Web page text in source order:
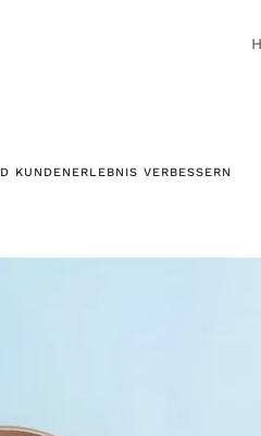
KUNDENERLEBNIS VERBESSERN